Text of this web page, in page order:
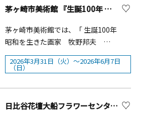
世界をお楽しみください。概要■会
期：2025年12月14日（日）～2026年6
月7日（日）■主催：岡田美術館【会期
見るおめでたいモチーフ』2026年3月
28日（土）13：00～14：30講師：塩谷
尚子（岡田美術館 学芸員）関連スラ
&nbsp;&ndash;絵の見どころ・考えど
さこい祭りの交流ステージ、美味しい
ムを用意しています。 この機会に、神
奈川のベトナムフェスタだからこそ体
験できる、ベトナムの「食」「芸能」
「文化」等の多彩な魅力を「まるご
要】 日時 9月13日（土曜日）、14日
馴染みとなりました、中国伝統文化の
や、華やかな衣装で中華街全体をパレ
ードする「祝舞遊行」など、お楽しみ
いただける行事を取り揃えてお待ちし
ております。また、40回目という節目
す。さらに、昨年に引き続き「紅包く
茅ヶ崎市美術館 『生誕100年 昭和を生きた画家 牧野邦夫 —その魂の召喚—』
茅ヶ崎市美術館では、「 生誕100年
昭和を生きた画家 牧野邦夫
&mdash;その魂の召喚&mdash;」を
2026年3月31日（火）より6月7日
概要昭和に改元される前年の大正
14（1925）年に生まれ、昭和
2026年3月31日（火）〜2026年6月7日
（日）
日比谷花壇大船フラワーセンター「ROSE FESTA2026～バラの夜間開園～」【鎌倉市】